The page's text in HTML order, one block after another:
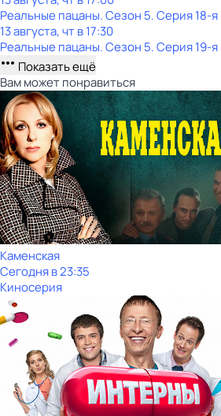
Реальные пацаны. Сезон 5. Серия 18-я
13 августа, чт в 17:30
Реальные пацаны. Сезон 5. Серия 19-я
Показать ещё
Вам может понравиться
Каменская
Сегодня в 23:35
Киносерия